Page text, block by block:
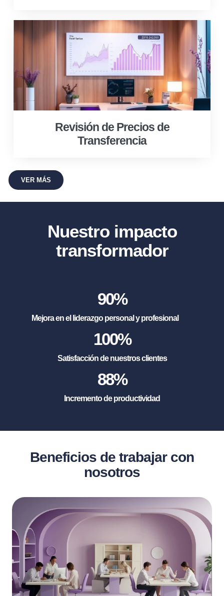
Revisión de Precios de
Transferencia
VER MÁS
Nuestro impacto
transformador
90%
Mejora en el liderazgo personal y profesional
100%
Satisfacción de nuestros clientes
88%
Incremento de productividad
Beneficios de trabajar con
nosotros